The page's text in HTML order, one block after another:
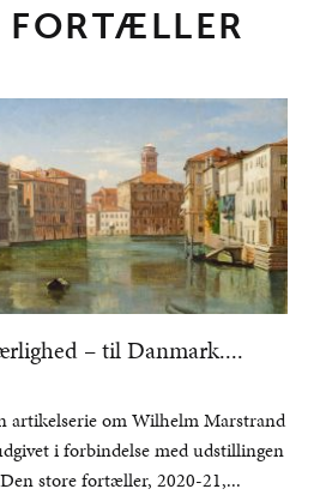
FORTÆLLER
– til Danmark....
artikelserie om Wilhelm Marstrand
i forbindelse med udstillingen
store fortæller, 2020-21,...